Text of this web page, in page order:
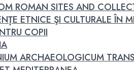
ROMAN SITES AND
ETNICE ŞI CULTURALE ÎN
COPII
ARCHAEOLOGICUM